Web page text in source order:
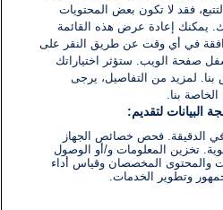
فقد لا تكون بعض المحتويات
بك. يمكنك إعادة عرض هذه القائمة
في أي وقت عن طريق النقر على
صفحة الويب. ستؤثر اختياراتك
بنا. لمزيد من التفاصيل، يرجى
بنا.
البيانات لتقديم:
الدقيقة. فحص خصائص الجهاز
تخزين المعلومات و/أو الوصول
والمحتوى المخصصان وقياس أداء
وتطوير الخدمات.